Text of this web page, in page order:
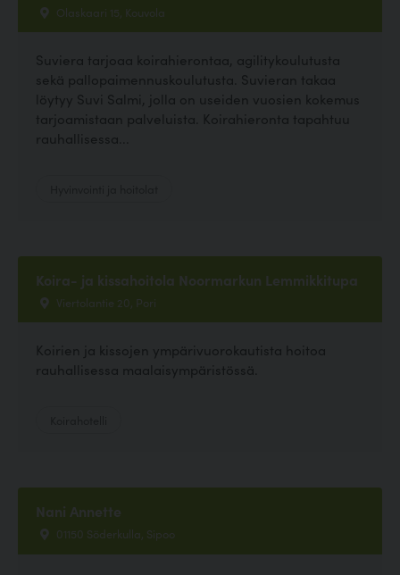
Olaskaari 15, Kouvola
Suviera tarjoaa koirahierontaa, agilitykoulutusta
sekä pallopaimennuskoulutusta. Suvieran takaa
löytyy Suvi Salmi, jolla on useiden vuosien kokemus
tarjoamistaan palveluista. Koirahieronta tapahtuu
rauhallisessa...
Koira- ja kissahoitola Noormarkun Lemmikkitupa
Viertolantie 20, Pori
Koirien ja kissojen ympärivuorokautista hoitoa
rauhallisessa maalaisympäristössä.
Nani Annette
01150 Söderkulla, Sipoo